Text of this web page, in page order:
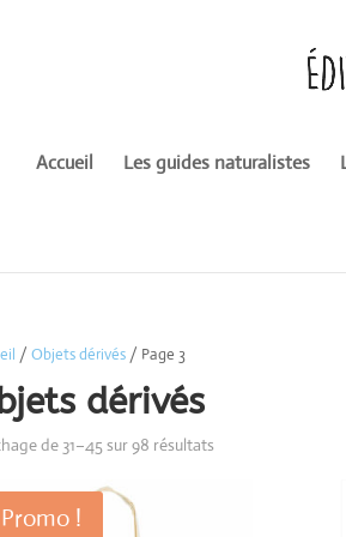
Accueil Les guides naturalistes
/ Objets dérivés / Page 3
dérivés
de 31–45 sur 98 résultats
Promo !